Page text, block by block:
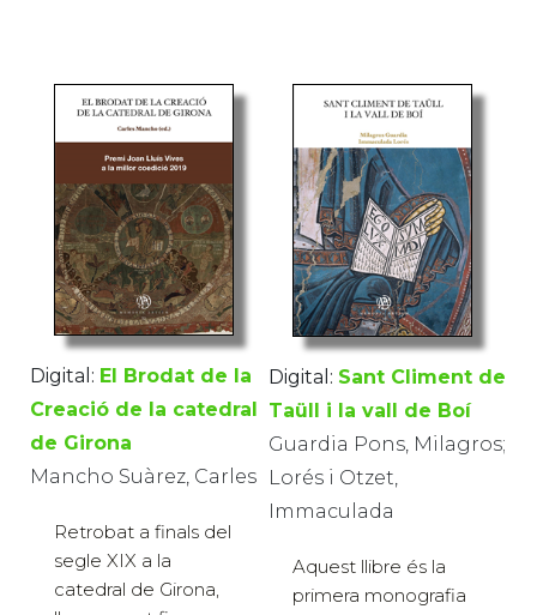
Digital: El Brodat de la
Creació de la catedral
de Girona
Mancho Suàrez, Carles
Retrobat a finals del
segle XIX a la
catedral de Girona,
Digital: Sant Climent de
Taüll i la vall de Boí
Guardia Pons, Milagros;
Lorés i Otzet,
Immaculada
Aquest llibre és la
primera monografia